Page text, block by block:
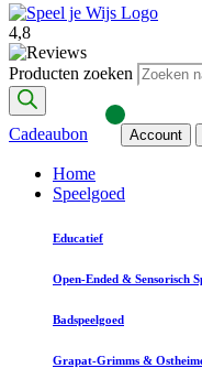
4,8
Producten zoeken
Cadeaubon Account
Home
Speelgoed
Educatief
Open-Ended & Sensorisch
Badspeelgoed
Grapat-Grimms &